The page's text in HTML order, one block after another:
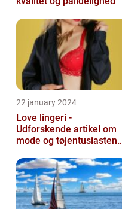
22 january 2024
Love lingeri -
Udforskende artikel om
mode og tøjentusiastens